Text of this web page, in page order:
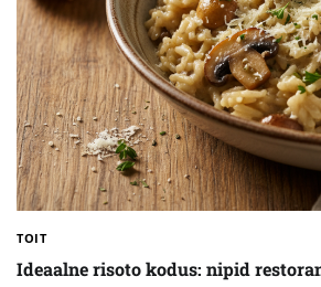
TOIT
Ideaalne risoto kodus: nipid